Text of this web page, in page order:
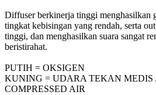
Diffuser berkinerja tinggi menghasilkan
tingkat kebisingan yang rendah, serta
tinggi, dan menghasilkan suara sangat
beristirahat.
PUTIH = OKSIGEN
KUNING = UDARA TEKAN MEDIS
COMPRESSED AIR